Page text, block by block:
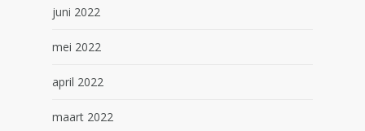
juni 2022
mei 2022
april 2022
maart 2022